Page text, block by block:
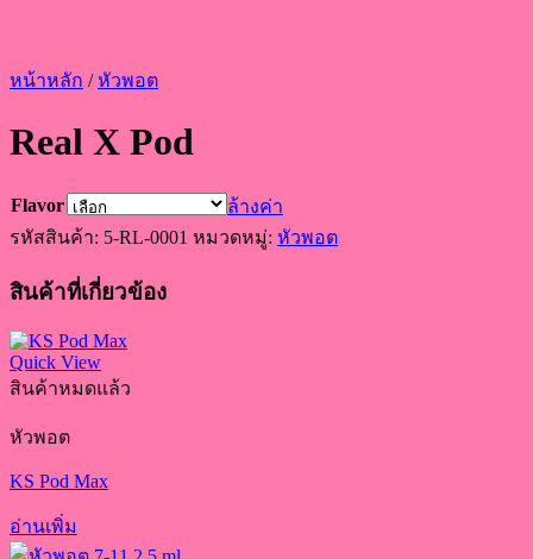
หน้าหลัก / หัวพอต
Real X Pod
Flavor
ล้างค่า
รหัสสินค้า: 5-RL-0001 หมวดหมู่: หัวพอต
สินค้าที่เกี่ยวข้อง
Quick View
สินค้าหมดแล้ว
หัวพอต
KS Pod Max
อ่านเพิ่ม